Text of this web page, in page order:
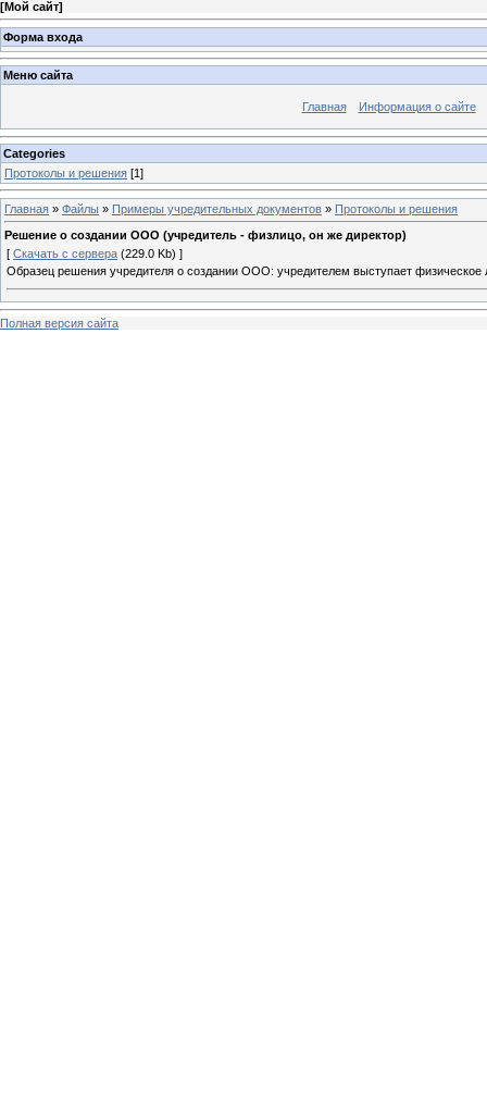
[Мой сайт]
Форма входа
Меню сайта
Главная Информация о сайте
Categories
Протоколы и решения [1]
Главная » Файлы » Примеры учредительных документов » Протоколы и решения
Решение о создании ООО (учредитель - физлицо, он же директор)
[ Скачать с сервера (229.0 Kb) ]
Образец решения учредителя о создании ООО: учредителем выступает
Полная версия сайта